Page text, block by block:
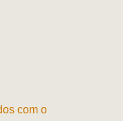
com o